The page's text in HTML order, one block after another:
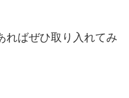
ればぜひ取り入れてみ